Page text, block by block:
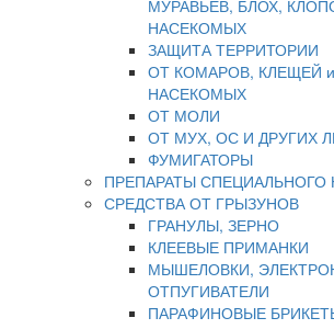
МУРАВЬЕВ, БЛОХ,
НАСЕКОМЫХ
ЗАЩИТА ТЕРРИТОРИИ
ОТ КОМАРОВ, КЛЕЩЕЙ
НАСЕКОМЫХ
ОТ МОЛИ
ОТ МУХ, ОС И ДРУГИХ
ФУМИГАТОРЫ
ПРЕПАРАТЫ СПЕЦИАЛЬНОГО
СРЕДСТВА ОТ ГРЫЗУНОВ
ГРАНУЛЫ, ЗЕРНО
КЛЕЕВЫЕ ПРИМАНКИ
МЫШЕЛОВКИ,
ОТПУГИВАТЕЛИ
ПАРАФИНОВЫЕ